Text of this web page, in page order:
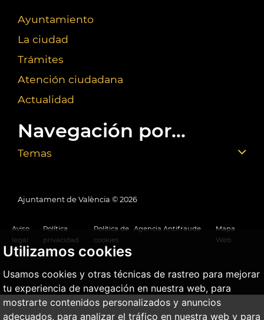
Utilizamos cookies
Usamos cookies y otras técnicas de rastreo para mejorar
tu experiencia de navegación en nuestra web, para
mostrarte contenidos personalizados y anuncios
adecuados, para analizar el tráfico en nuestra web y para
Ayuntamiento
La ciudad
Trámites
Atención ciudadana
Actualidad
Navegación por...
Temas
Ajuntament de València © 2026
Aviso
legal
Política
privacidad
Política de
cookies
Agencia Antifraude
Mapa
Web